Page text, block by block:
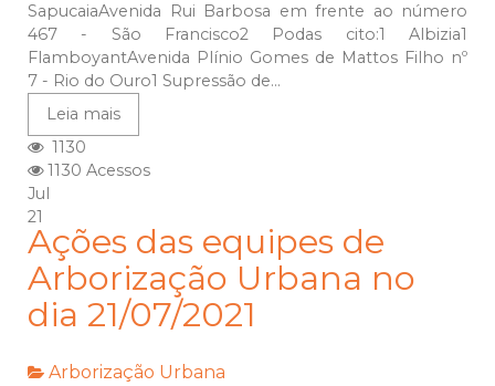
SapucaiaAvenida Rui Barbosa em frente ao número
467 - São Francisco2 Podas cito:1 Albizia1
FlamboyantAvenida Plínio Gomes de Mattos Filho nº
7 - Rio do Ouro1 Supressão de...
Leia mais
1130
1130 Acessos
Jul
21
Ações das equipes de
Arborização Urbana no
dia 21/07/2021
Arborização Urbana